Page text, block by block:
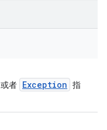
者 Exception 指